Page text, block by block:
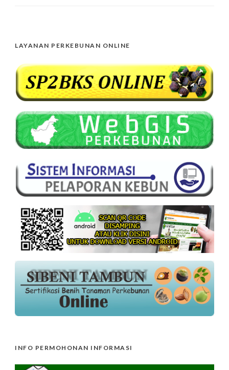
LAYANAN PERKEBUNAN ONLINE
INFO PERMOHONAN INFORMASI